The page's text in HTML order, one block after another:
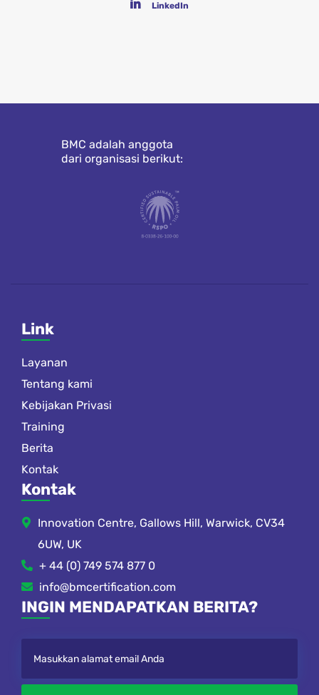
LinkedIn
BMC adalah anggota
dari organisasi berikut:
Link
Layanan
Tentang kami
Kebijakan Privasi
Training
Berita
Kontak
Kontak
Innovation Centre, Gallows Hill, Warwick, CV34
6UW, UK
+ 44 (0) 749 574 877 0
info@bmcertification.com
INGIN MENDAPATKAN BERITA?